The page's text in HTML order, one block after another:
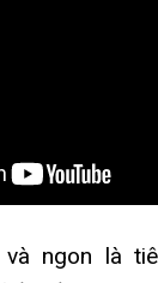
và ngon là